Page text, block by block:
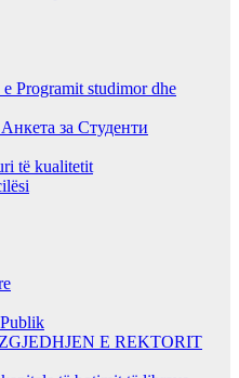
Programit studimor dhe
за Студенти
të kualitetit
E REKTORIT